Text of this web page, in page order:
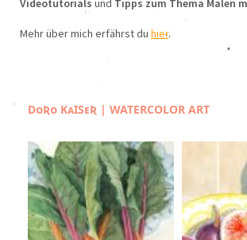
Videotutorials und Tipps zum Thema Malen
Mehr über mich erfährst du hier.
DᴏƦᴏ KᴀꞮSᴇƦ | WATERCOLOR ART